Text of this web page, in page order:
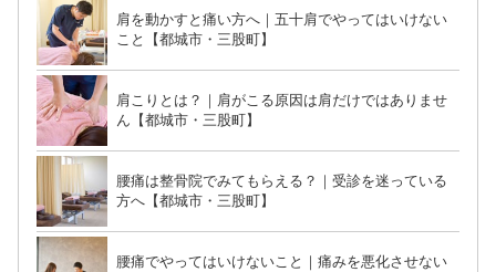
肩を動かすと痛い方へ｜五十肩でやってはいけない
こと【都城市・三股町】
肩こりとは？｜肩がこる原因は肩だけではありませ
ん【都城市・三股町】
腰痛は整骨院でみてもらえる？｜受診を迷っている
方へ【都城市・三股町】
腰痛でやってはいけないこと｜痛みを悪化させない